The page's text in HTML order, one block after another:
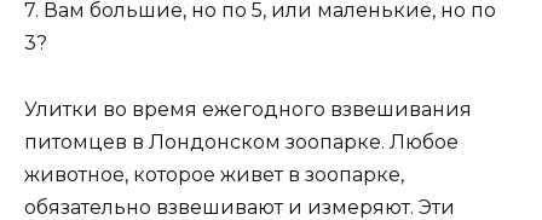
7. Вам большие, но по 5, или маленькие, но по
3?
Улитки во время ежегодного взвешивания
питомцев в Лондонском зоопарке. Любое
животное, которое живет в зоопарке,
обязательно взвешивают и измеряют. Эти